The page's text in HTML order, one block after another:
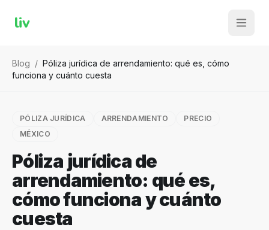
liv
Blog / Póliza jurídica de arrendamiento: qué es, cómo
funciona y cuánto cuesta
PÓLIZA JURÍDICA ARRENDAMIENTO
PRECIO
MÉXICO
Póliza jurídica de
arrendamiento: qué es,
cómo funciona y cuánto
cuesta